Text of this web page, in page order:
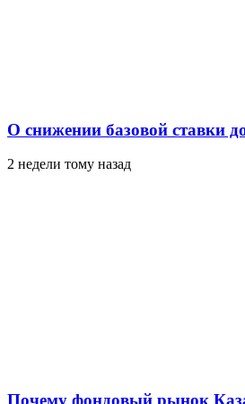
О снижении базовой ставки
2 недели тому назад
Почему фондовый рынок